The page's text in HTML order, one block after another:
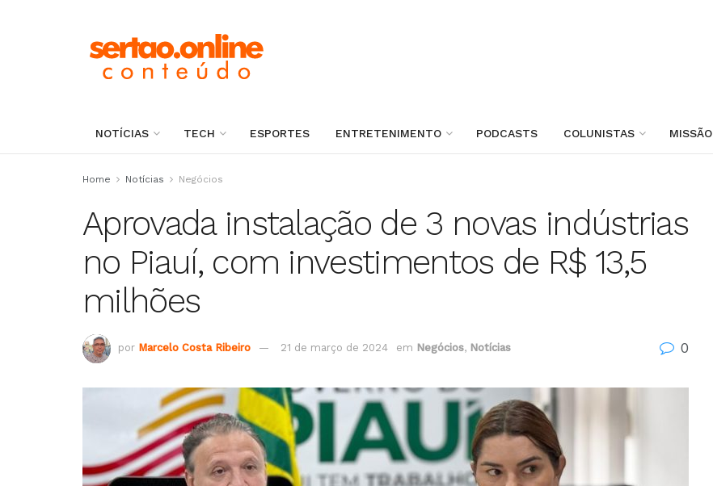
NOTÍCIAS TECH ESPORTES ENTRETENIMENTO PODCASTS COLUNISTAS MISSÃO
Home Notícias Negócios
Aprovada instalação de 3 novas indústrias
no Piauí, com investimentos de R$ 13,5
milhões
por Marcelo Costa Ribeiro 21 de março de 2024 em Negócios, Notícias 0